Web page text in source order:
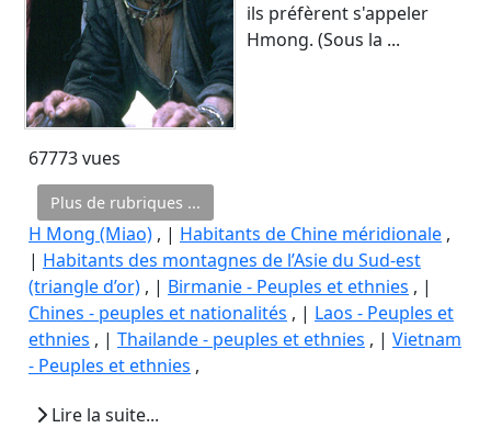
ils préfèrent s'appeler
Hmong. (Sous la ...
67773 vues
Plus de rubriques ...
H Mong (Miao) , | Habitants de Chine méridionale ,
| Habitants des montagnes de l’Asie du Sud-est
(triangle d’or) , | Birmanie - Peuples et ethnies , |
Chines - peuples et nationalités , | Laos - Peuples et
ethnies , | Thailande - peuples et ethnies , | Vietnam
- Peuples et ethnies ,
Lire la suite...